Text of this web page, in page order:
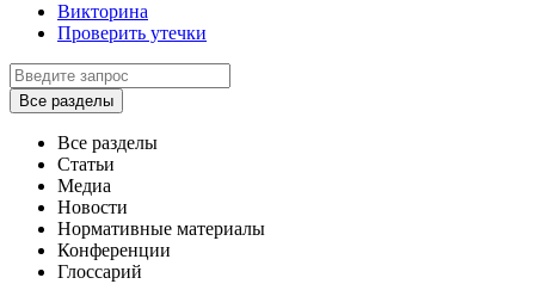
Викторина
Проверить утечки
Все разделы
Все разделы
Статьи
Медиа
Новости
Нормативные материалы
Конференции
Глоссарий